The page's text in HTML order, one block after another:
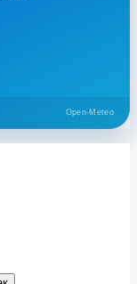
Open-Meteo